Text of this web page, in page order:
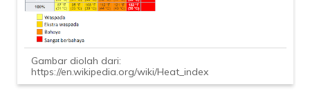
Gambar diolah dari:
https://en.wikipedia.org/wiki/Heat_index